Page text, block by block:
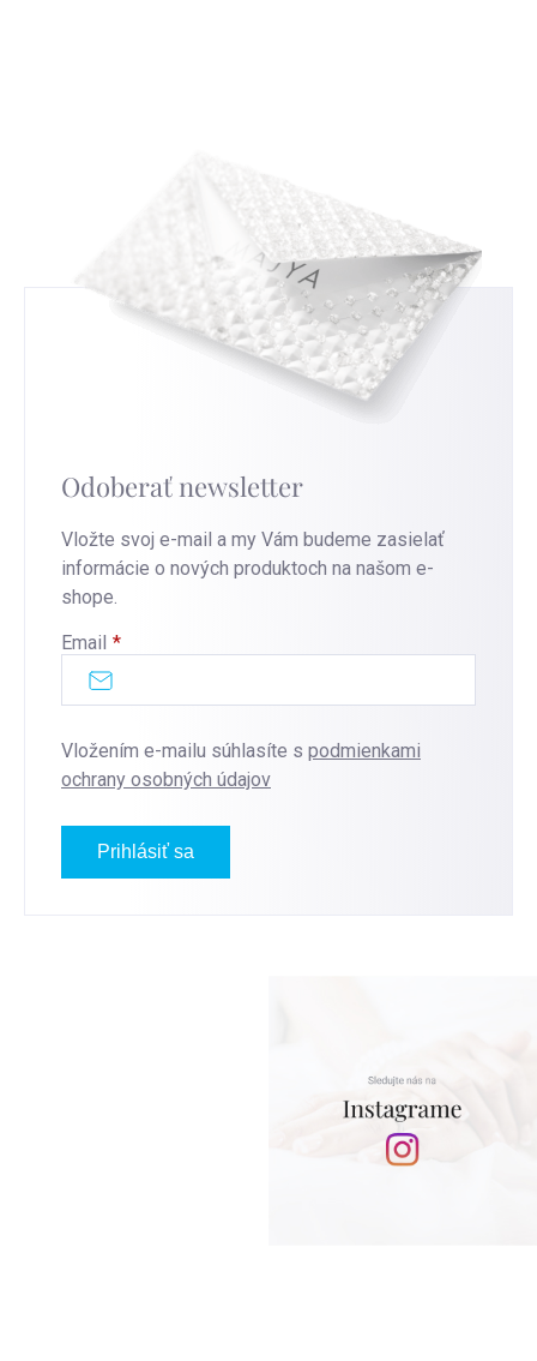
Odoberať newsletter
Vložte svoj e-mail a my Vám budeme zasielať
informácie o nových produktoch na našom e-
shope.
Email
Vložením e-mailu súhlasíte s podmienkami
ochrany osobných údajov
Prihlásiť sa